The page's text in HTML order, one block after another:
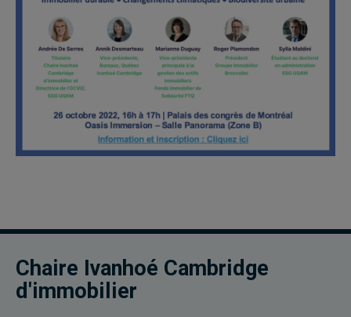
Chaire Ivanhoé Cambridge
d'immobilier